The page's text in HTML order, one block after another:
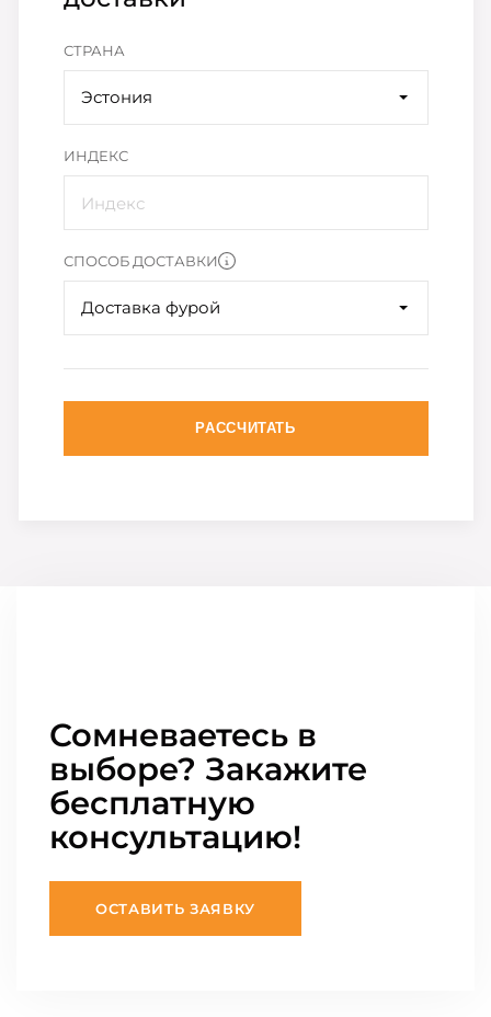
СТРАНА
Эстония
ИНДЕКС
СПОСОБ ДОСТАВКИ
Доставка фурой
РАССЧИТАТЬ
Сомневаетесь в
выборе? Закажите
бесплатную
консультацию!
ОСТАВИТЬ ЗАЯВКУ